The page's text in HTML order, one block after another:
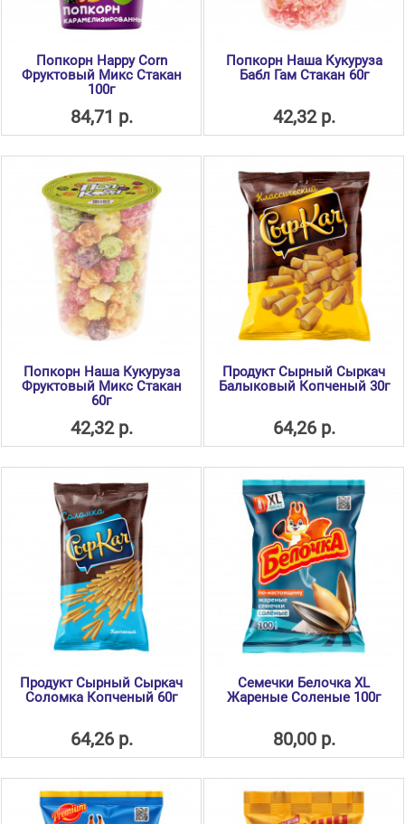
Попкорн Happy Corn
Фруктовый Микс Стакан
100г
84,71 р.
Попкорн Наша Кукуруза
Бабл Гам Стакан 60г
42,32 р.
Попкорн Наша Кукуруза
Фруктовый Микс Стакан
60г
42,32 р.
Продукт Сырный Сыркач
Балыковый Копченый 30г
64,26 р.
Продукт Сырный Сыркач
Соломка Копченый 60г
64,26 р.
Семечки Белочка XL
Жареные Соленые 100г
80,00 р.